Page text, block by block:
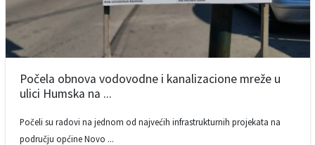
Počela obnova vodovodne i kanalizacione mreže u
ulici Humska na ...
Počeli su radovi na jednom od najvećih infrastrukturnih projekata na
području općine Novo ...